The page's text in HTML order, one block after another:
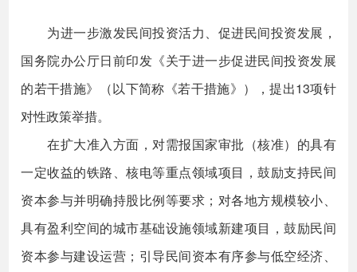
为进一步激发民间投资活力、促进民间投资发展，
国务院办公厅日前印发《关于进一步促进民间投资发展
的若干措施》（以下简称《若干措施》），提出13项针
对性政策举措。
在扩大准入方面，对需报国家审批（核准）的具有
一定收益的铁路、核电等重点领域项目，鼓励支持民间
资本参与并明确持股比例等要求；对各地方规模较小、
具有盈利空间的城市基础设施领域新建项目，鼓励民间
资本参与建设运营；引导民间资本有序参与低空经济、